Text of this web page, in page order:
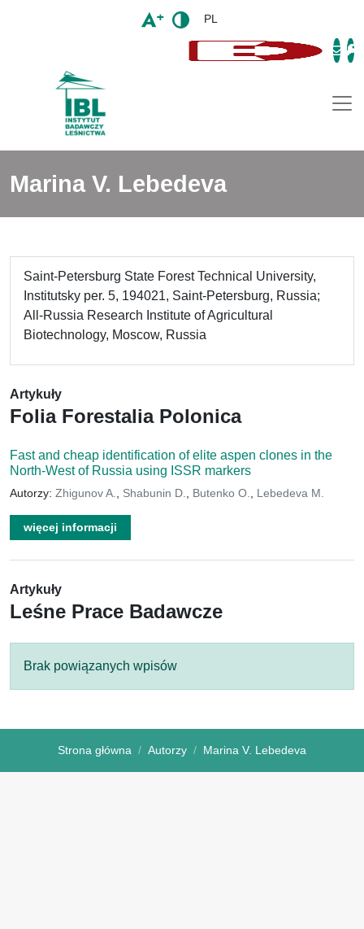
PL
Marina V. Lebedeva
Saint-Petersburg State Forest Technical University,
Institutsky per. 5, 194021, Saint-Petersburg, Russia;
All-Russia Research Institute of Agricultural
Biotechnology, Moscow, Russia
Artykuły
Folia Forestalia Polonica
Fast and cheap identification of elite aspen clones in the
North-West of Russia using ISSR markers
Autorzy: Zhigunov A. Shabunin D. Butenko O. Lebedeva M.
więcej informacji
Artykuły
Leśne Prace Badawcze
Brak powiązanych wpisów
Strona główna Autorzy Marina V. Lebedeva